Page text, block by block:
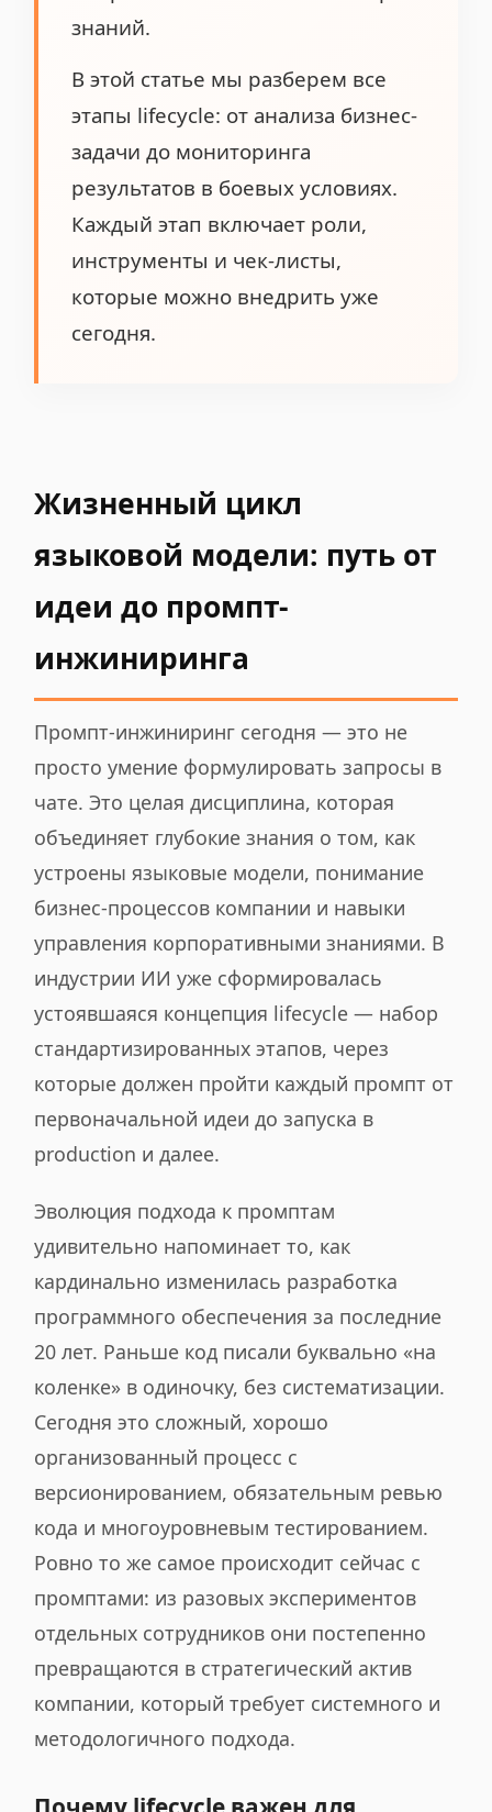
знаний.
В этой статье мы разберем все
этапы lifecycle: от анализа бизнес-
задачи до мониторинга
результатов в боевых условиях.
Каждый этап включает роли,
инструменты и чек-листы,
которые можно внедрить уже
сегодня.
Жизненный цикл
языковой модели: путь от
идеи до промпт-
инжиниринга
Промпт-инжиниринг сегодня — это не
просто умение формулировать запросы в
чате. Это целая дисциплина, которая
объединяет глубокие знания о том, как
устроены языковые модели, понимание
бизнес-процессов компании и навыки
управления корпоративными знаниями. В
индустрии ИИ уже сформировалась
устоявшаяся концепция lifecycle — набор
стандартизированных этапов, через
которые должен пройти каждый промпт от
первоначальной идеи до запуска в
production и далее.
Эволюция подхода к промптам
удивительно напоминает то, как
кардинально изменилась разработка
программного обеспечения за последние
20 лет. Раньше код писали буквально «на
коленке» в одиночку, без систематизации.
Сегодня это сложный, хорошо
организованный процесс с
версионированием, обязательным ревью
кода и многоуровневым тестированием.
Ровно то же самое происходит сейчас с
промптами: из разовых экспериментов
отдельных сотрудников они постепенно
превращаются в стратегический актив
компании, который требует системного и
методологичного подхода.